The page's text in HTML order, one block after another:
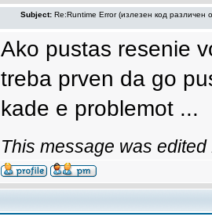
Subject: Re:Runtime Error (излезен код различен
Ako pustas resenie
treba prven da go
kade e problemot ...
This message was